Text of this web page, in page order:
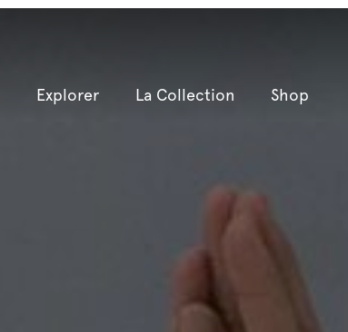
Explorer La Collection Shop